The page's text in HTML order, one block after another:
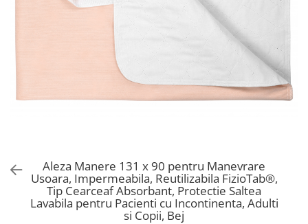
Husa protectie scaun auto
Suporti uscare biberoane
Suporti pahar carucior
Aleza Manere 131 x 90 pentru Manevrare
Usoara, Impermeabila, Reutilizabila FizioTab®,
Tip Cearceaf Absorbant, Protectie Saltea
Lavabila pentru Pacienti cu Incontinenta, Adulti
si Copii, Bej